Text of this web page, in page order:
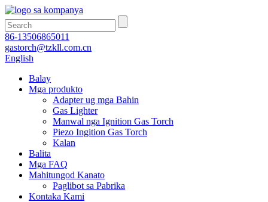
86-13506865011
gastorch@tzkll.com.cn
English
Balay
Mga produkto
Adapter ug mga Bahin
Gas Lighter
Manwal nga Ignition Gas Torch
Piezo Ingition Gas Torch
Kalan
Balita
Mga FAQ
Mahitungod Kanato
Paglibot sa Pabrika
Kontaka Kami